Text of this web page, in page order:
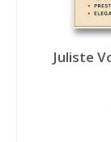
Juliste